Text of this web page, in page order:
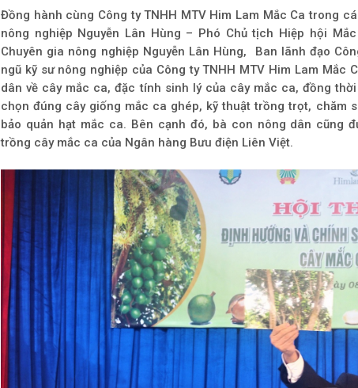
Đồng hành cùng Công ty TNHH MTV Him Lam Mắc Ca trong
nông nghiệp Nguyễn Lân Hùng – Phó Chủ tịch Hiệp hội
Chuyên gia nông nghiệp Nguyễn Lân Hùng, Ban lãnh đạo
ngũ kỹ sư nông nghiệp của Công ty TNHH MTV Him Lam Mắc
dân về cây mắc ca, đặc tính sinh lý của cây mắc ca, đồng
chọn đúng cây giống mắc ca ghép, kỹ thuật trồng trọt, chăm
bảo quản hạt mắc ca. Bên cạnh đó, bà con nông dân cũng
trồng cây mắc ca của Ngân hàng Bưu điện Liên Việt.